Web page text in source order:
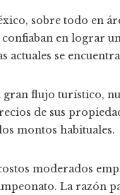
sobre todo en
en lograr
actuales se
gran flujo turístico,
de sus
montos habituales.
moderados
La razón